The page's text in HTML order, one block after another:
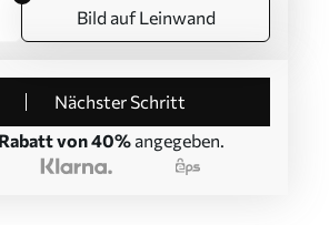
Bild auf Leinwand
Nächster Schritt
Rabatt von 40% angegeben.